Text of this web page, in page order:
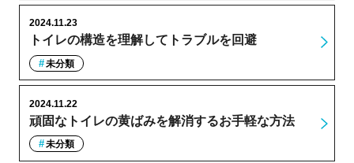
トイレの構造を理解してトラブルを回避
2024.11.23
未分類
頑固なトイレの黄ばみを解消するお手軽な方法
2024.11.22
未分類